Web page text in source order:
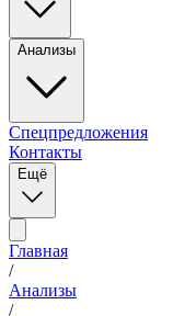
Анализы
Спецпредложения
Контакты
Ещё
Главная
/
Анализы
/